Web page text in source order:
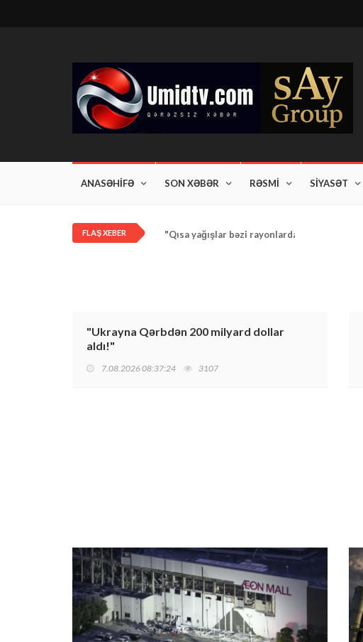
ANASƏHİFƏ SON XƏBƏR RƏSMİ SİYASƏT
FLAŞ XEBER "Qısa yağışlar bəzi rayonlarda davam edir"
"Ukrayna Qərbdən 200 milyard dollar
aldı!"
7.08.2026 08:37:24 3107